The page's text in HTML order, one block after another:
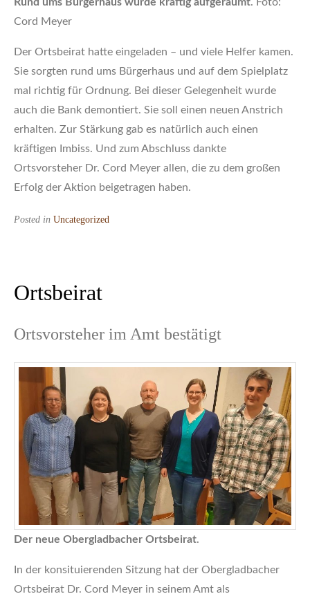
Cord Meyer
Der Ortsbeirat hatte eingeladen – und viele Helfer kamen.
Sie sorgten rund ums Bürgerhaus und auf dem Spielplatz
mal richtig für Ordnung. Bei dieser Gelegenheit wurde
auch die Bank demontiert. Sie soll einen neuen Anstrich
erhalten. Zur Stärkung gab es natürlich auch einen
kräftigen Imbiss. Und zum Abschluss dankte
Ortsvorsteher Dr. Cord Meyer allen, die zu dem großen
Erfolg der Aktion beigetragen haben.
Posted in Uncategorized
Ortsbeirat
Ortsvorsteher im Amt bestätigt
Der neue Obergladbacher Ortsbeirat.
In der konsituierenden Sitzung hat der Obergladbacher
Ortsbeirat Dr. Cord Meyer in seinem Amt als